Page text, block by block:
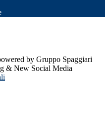
by Gruppo Spaggiari
& New Social Media